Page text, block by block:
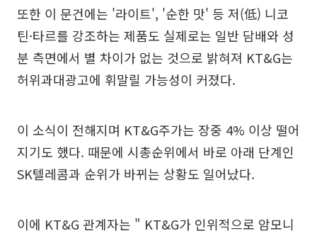
또한 이 문건에는 '라이트', '순한 맛' 등 저(低) 니코
틴·타르를 강조하는 제품도 실제로는 일반 담배와 성
분 측면에서 별 차이가 없는 것으로 밝혀져 KT&G는
허위과대광고에 휘말릴 가능성이 커졌다.
이 소식이 전해지며 KT&G주가는 장중 4% 이상 떨어
지기도 했다. 때문에 시총순위에서 바로 아래 단계인
SK텔레콤과 순위가 바뀌는 상황도 일어났다.
이에 KT&G 관계자는 " KT&G가 인위적으로 암모니